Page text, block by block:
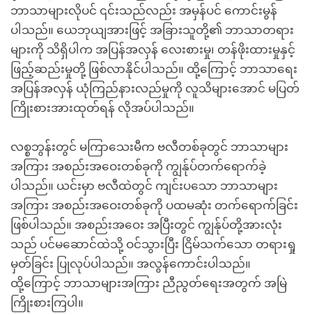
ဘာသာများလိုပင် ၎င်းသည်လည်း အမှန်ပင် ကောင်းမွန်
ပါသည်။ ယေဘုယျအားဖြင့် အခြားသူတို့၏ ဘာသာတရား
များကို သိရှိပါက အပြန်အလှန် လေးစားမှု၊ တန်ဖိုးထားမှုနှင့်
ဖြည့်ဆည်းမှုတို့ ဖြစ်လာနိုင်ပါသည်။ ထို့ကြောင့် ဘာသာရေး
အပြန်အလှန် ယုံကြည်နားလည်မှုကို လူသိများအောင် မပြတ်
ကြိုးစားအားထုတ်ရန် လိုအပ်ပါသည်။
လစ္စဘွန်းတွင် မကြာသေးမီက ဗလီတစ်ခုတွင် ဘာသာများ
အကြား အစည်းအဝေးတစ်ခုကို ကျွန်ုပ်တက်ရောက်ခဲ့
ပါသည်။ ယင်းမှာ ဗလီထဲတွင် ကျင်းပသော ဘာသာများ
အကြား အစည်းအဝေးတစ်ခုကို ပထမဆုံး တက်ရောက်ခြင်း
ဖြစ်ပါသည်။ အစည်းအဝေး အပြီးတွင် ကျွန်ုပ်တို့အားလုံး
သည် ပင်မဆောင်ထဲသို့ ဝင်သွားပြီး ငြိမ်သက်သော တရားရှု
မှတ်ခြင်း ပြုလုပ်ပါသည်။ အလွန်ကောင်းပါသည်။
ထို့ကြောင့် ဘာသာများအကြား ညီညွတ်ရေးအတွက် အမြဲ
ကြိုးစားကြပါ။